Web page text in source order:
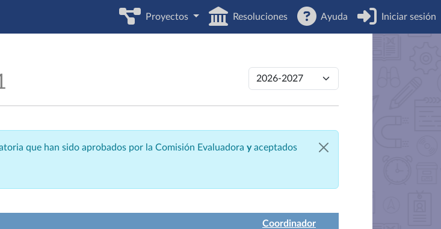
Proyectos Resoluciones Ayuda Iniciar sesión
que han sido aprobados por la Comisión Evaluadora yaceptados
Coordinador